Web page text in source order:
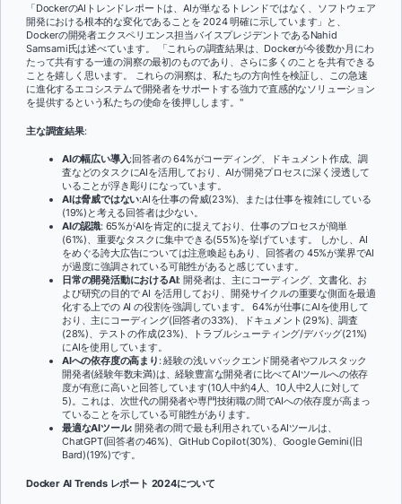
「DockerのAIトレンドレポートは、AIが単なるトレンドではなく、ソフトウェア
開発における根本的な変化であることを 2024 明確に示しています」と、
Dockerの開発者エクスペリエンス担当バイスプレジデントであるNahid
Samsami氏は述べています。 「これらの調査結果は、Dockerが今後数か月にわ
たって共有する一連の洞察の最初のものであり、さらに多くのことを共有できる
ことを嬉しく思います。
これらの洞察は、私たちの方向性を検証し、この急速
に進化するエコシステムで開発者をサポートする強力で直感的なソリューション
を提供するという私たちの使命を後押しします。 "
主な調査結果:
AIの幅広い導入:回答者の 64%がコーディング、ドキュメント作成、調
査などのタスクにAIを活用しており、AIが開発プロセスに深く浸透して
いることが浮き彫りになっています。
AIは脅威ではない:AIを仕事の脅威(23%)、または仕事を複雑にしている
(19%)と考える回答者は少ない。
AIの認識: 65%がAIを肯定的に捉えており、仕事のプロセスが簡単
(61%)、重要なタスクに集中できる(55%)を挙げています。 しかし、AI
をめぐる誇大広告については注意喚起もあり、回答者の 45%が業界でAI
が過度に強調されている可能性があると感じています。
日常の開発活動におけるAI: 開発者は、主にコーディング、文書化、お
よび研究の目的で AI を活用しており、開発サイクルの重要な側面を最適
化する上での AI の役割を強調しています。 64%が仕事にAIを使用して
おり、主にコーディング(回答者の33%)、ドキュメント(29%)、調査
(28%)、テストの作成(23%)、トラブルシューティング/デバッグ(21%)
にAIを使用しています。
AIへの依存度の高まり : 経験の浅いバックエンド開発者やフルスタック
開発者(経験年数未満)は、経験豊富な開発者に比べてAIツールへの依存
度が有意に高いと回答しています(10人中約4人、10人中2人に対して
5)。これは、次世代の開発者や専門技術職の間でAIへの依存度が高まっ
ていることを示している可能性があります。
最適なAIツール: 開発者の間で最も利用されているAIツールは、
ChatGPT(回答者の46%)、GitHub Copilot(30%)、Google Gemini(旧
Bard)(19%)です。
Docker AI Trends レポート 2024について